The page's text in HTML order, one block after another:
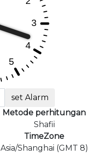
set Alarm
Metode perhitungan
Shafii
TimeZone
Asia/Shanghai (GMT 8)